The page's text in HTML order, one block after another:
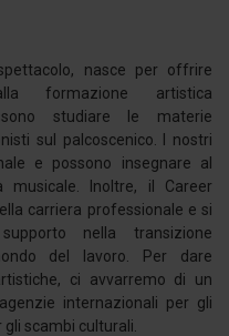
nasce per offrire
formazione artistica
studiare le materie
sul palcoscenico. I nostri
e possono insegnare al
musicale. Inoltre, il Career
carriera professionale e si
nella transizione
del lavoro. Per dare
ci avvarremo di un
internazionali per gli
scambi culturali.